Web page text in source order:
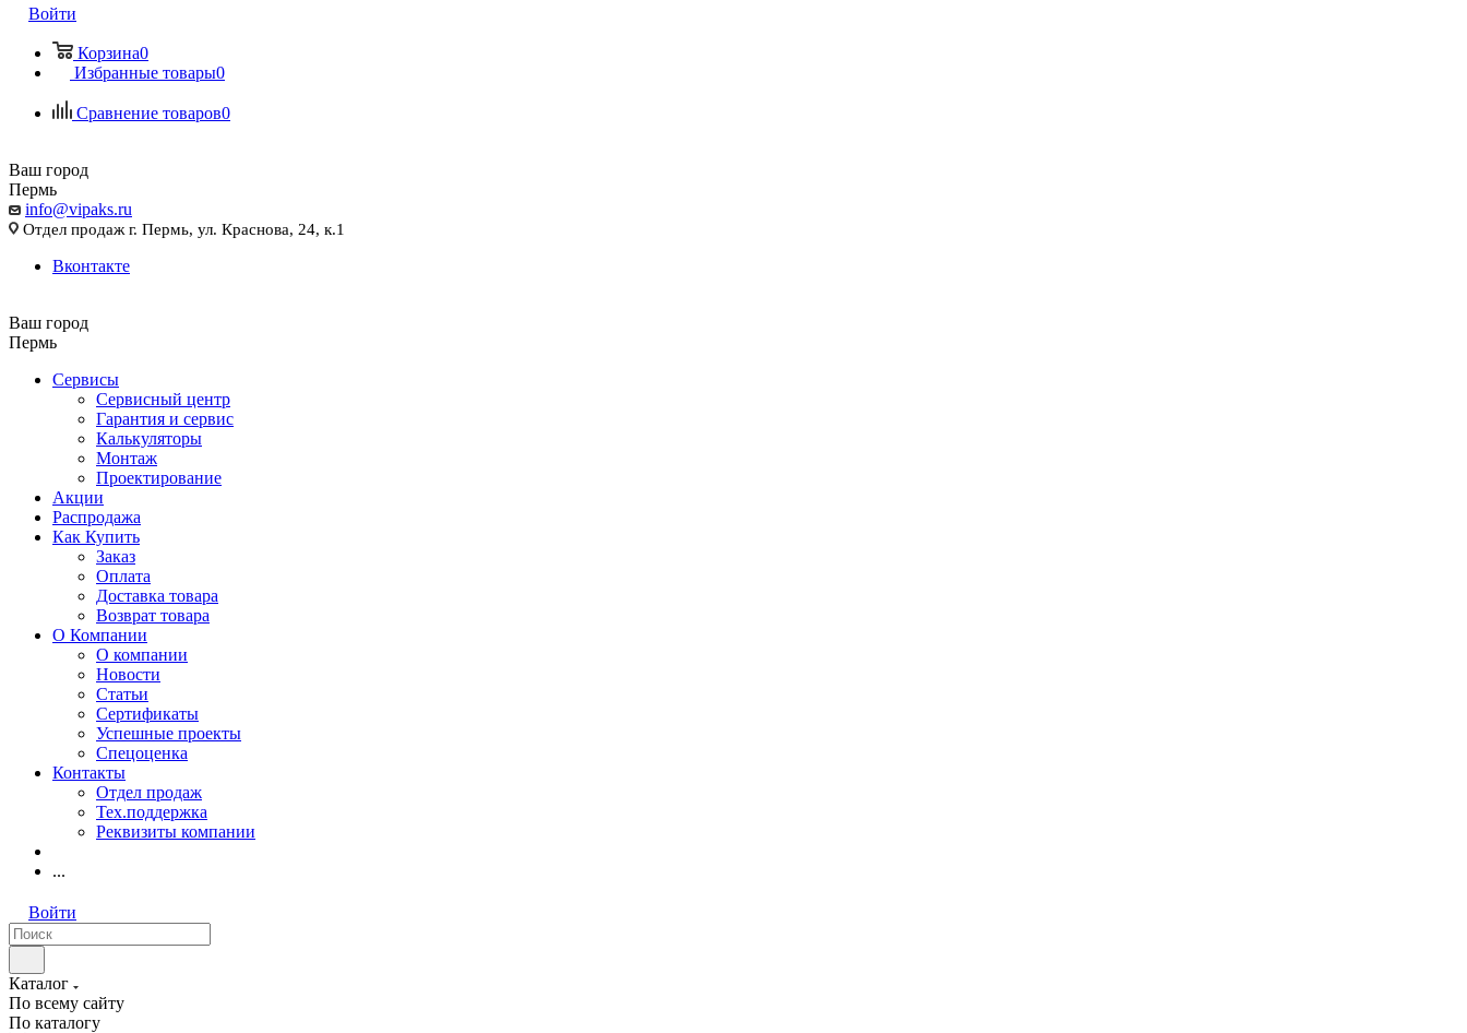
Войти
Корзина0
Избранные товары0
Сравнение товаров0
Ваш город
Пермь
info@vipaks.ru
Отдел продаж г. Пермь, ул. Краснова, 24, к.1
Вконтакте
Ваш город
Пермь
Сервисы
Сервисный центр
Гарантия и сервис
Калькуляторы
Монтаж
Проектирование
Акции
Распродажа
Как Купить
Заказ
Оплата
Доставка товара
Возврат товара
О Компании
О компании
Новости
Статьи
Сертификаты
Успешные проекты
Спецоценка
Контакты
Отдел продаж
Тех.поддержка
Реквизиты компании
...
Войти
Каталог
По всему сайту
По каталогу